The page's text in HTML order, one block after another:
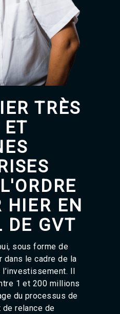
Tafraout 104.9
92.5 Hz
Salé 106.9 Hz
90.5 Hz
Agadir 99.7 Hz
Tanger 103.3 Hz
Tétouan 87.8 Hz
Fès 98.8 Hz
Meknès 97.2 Hz
El Jadida 97.3
Settat 104,6
106.4
Essaouira 96.6
Taza 103.0
Taounate 95.6
Tiznit 103.1
92.2
104.9
Guelmim 91.9
Tan-Tan 95.2
TRÈS
ET
HIER EN
DE GVT
sous forme de
le cadre de la
Il
1 et 200 millions
du processus de
relance de